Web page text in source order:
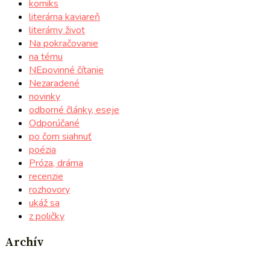
komiks
literárna kaviareň
literárny život
Na pokračovanie
na tému
NEpovinné čítanie
Nezaradené
novinky
odborné články, eseje
Odporúčané
po čom siahnuť
poézia
Próza, dráma
recenzie
rozhovory
ukáž sa
z poličky
Archív